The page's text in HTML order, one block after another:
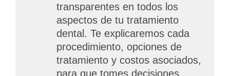
transparentes en todos los
aspectos de tu tratamiento
dental. Te explicaremos cada
procedimiento, opciones de
tratamiento y costos asociados,
para que tomes decisiones